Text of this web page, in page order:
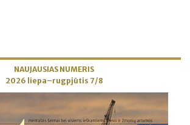
NAUJAUSIAS NUMERIS
2026 liepa–rugpjūtis 7/8